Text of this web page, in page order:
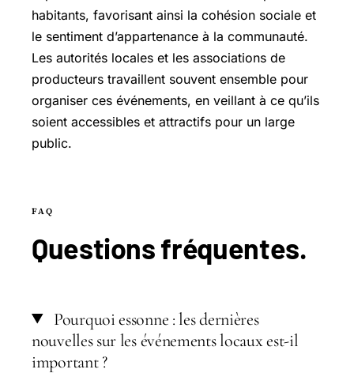
habitants, favorisant ainsi la cohésion sociale et
le sentiment d’appartenance à la communauté.
Les autorités locales et les associations de
producteurs travaillent souvent ensemble pour
organiser ces événements, en veillant à ce qu’ils
soient accessibles et attractifs pour un large
public.
FAQ
Questionsfréquentes.
Pourquoi essonne : les dernières
nouvelles sur les événements locaux est-il
important ?